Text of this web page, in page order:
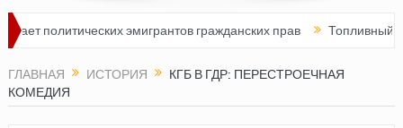
эмигрантов гражданских прав Топливный кризис в
ГЛАВНАЯ ИСТОРИЯ
КГБ В ГДР: ПЕРЕСТРОЕЧНАЯ
КОМЕДИЯ